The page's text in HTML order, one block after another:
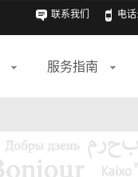
联系我们 电话
服务指南